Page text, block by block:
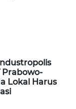
Prabowo-
Lokal Harus